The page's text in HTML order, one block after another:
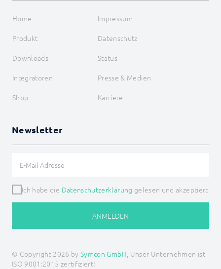
Home
Impressum
Produkt
Datenschutz
Downloads
Status
Integratoren
Presse & Medien
Shop
Karriere
Newsletter
Ich habe die Datenschutzerklärung gelesen und akzeptiert
ANMELDEN
© Copyright 2026 by Symcon GmbH, Unser Unternehmen ist
ISO 9001:2015 zertifiziert!